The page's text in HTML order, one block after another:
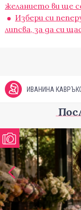
желанието ви ще
Избери си
липсва, за да си
ИВАНИНА